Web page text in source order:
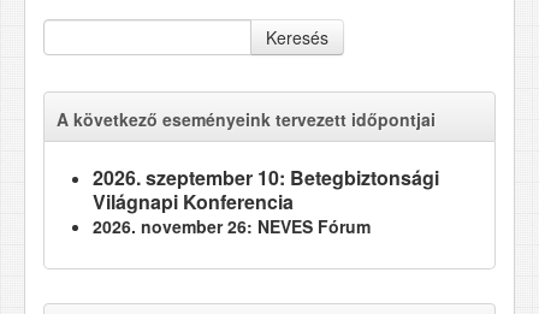
Keresés
A következő eseményeink tervezett időpontjai
2026. szeptember 10: Betegbiztonsági
Világnapi Konferencia
2026. november 26: NEVES Fórum